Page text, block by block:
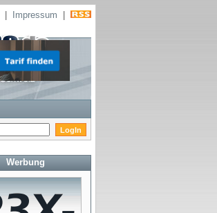
Impressum
Werbung